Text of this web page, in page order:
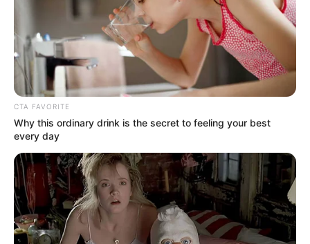
CTA FAVORITE
Why this ordinary drink is the secret to feeling your best
every day